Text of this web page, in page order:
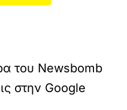
του Newsbomb
στην Google